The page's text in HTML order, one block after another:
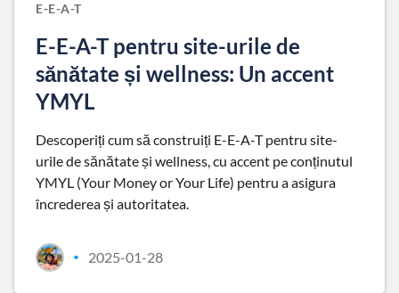
E-E-A-T
E-E-A-T pentru site-urile de
sănătate și wellness: Un accent
YMYL
Descoperiți cum să construiți E-E-A-T pentru site-
urile de sănătate și wellness, cu accent pe conținutul
YMYL (Your Money or Your Life) pentru a asigura
încrederea și autoritatea.
• 2025-01-28